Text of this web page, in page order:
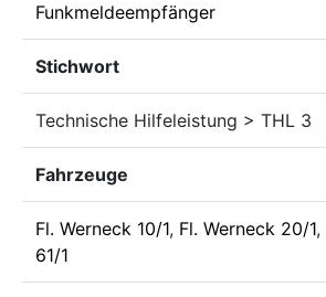
Funkmeldeempfänger
Stichwort
Technische Hilfeleistung > THL 3
Fahrzeuge
Fl. Werneck 10/1, Fl. Werneck 20/1,
61/1